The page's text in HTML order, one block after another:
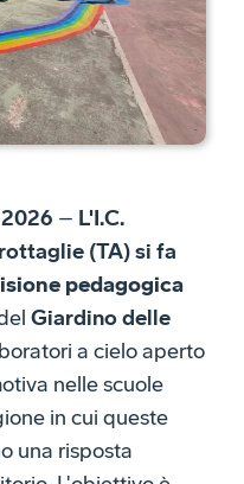
– L'I.C.
(TA) si fa
pedagogica
Giardino delle
a cielo aperto
nelle scuole
in cui queste
una risposta